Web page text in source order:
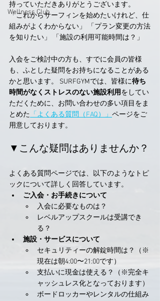
Wellness Club
持っていただきありがとうございます。
「これからサーフィンを始めたいけれど、仕
組みがよくわからない」 「プラン変更の方法
を知りたい」 「施設の利用可能時間は？」
入会をご検討中の方も、すでに会員の皆様
も、ふとした疑問をお持ちになることがある
かと思います。 SURFGYMでは、皆様に待ち
時間がなくストレスのない施設利用をしてい
ただくために、お問い合わせの多い項目をま
とめた 「よくある質問（FAQ）」 ページをご
用意しております。
▼こんな疑問はありませんか？
よくある質問ページでは、以下のようなトピ
ックについて詳しく回答しています。
ご入会・お手続きについて
入会に必要なものは？
レベルアップスクールは受講でき
る？
施設・サービスについて
セキュリティーの解錠時間は？（※
現在は朝4:00〜21:00です）
支払いに現金は使える？（※完全キ
ャッシュレス化となっております）
ボードロッカーやレンタルの仕組み